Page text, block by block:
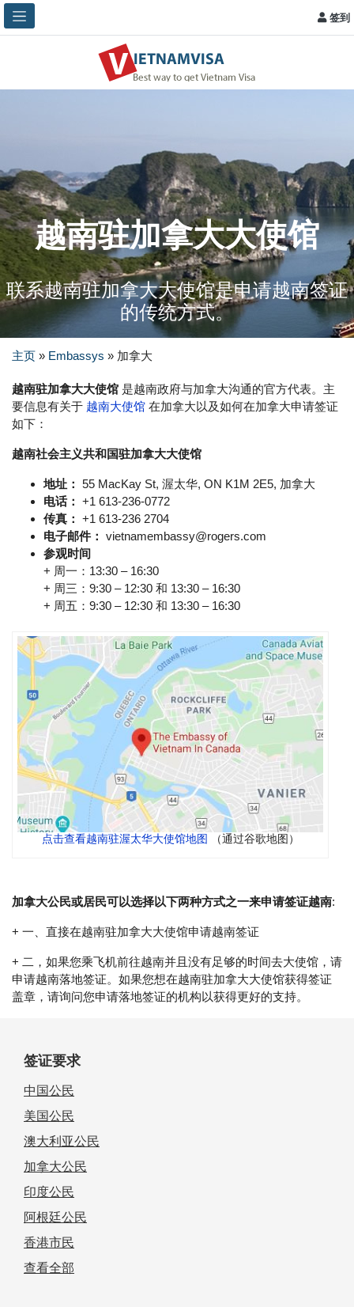
签到
越南驻加拿大大使馆
联系越南驻加拿大大使馆是申请越南签证
的传统方式。
主页 » Embassys » 加拿大
越南驻加拿大大使馆 是越南政府与加拿大沟通的官方代表。主
要信息有关于 越南大使馆 在加拿大以及如何在加拿大申请签证
如下：
越南社会主义共和国驻加拿大大使馆
地址： 55 MacKay St, 渥太华, ON K1M 2E5, 加拿大
电话： +1 613-236-0772
传真： +1 613-236 2704
电子邮件： vietnamembassy@rogers.com
参观时间
+ 周一：13:30 – 16:30
+ 周三：9:30 – 12:30 和 13:30 – 16:30
+ 周五：9:30 – 12:30 和 13:30 – 16:30
点击查看越南驻渥太华大使馆地图 （通过谷歌地图）
加拿大公民或居民可以选择以下两种方式之一来申请签证越南:
+ 一、直接在越南驻加拿大大使馆申请越南签证
+ 二，如果您乘飞机前往越南并且没有足够的时间去大使馆，请
申请越南落地签证。如果您想在越南驻加拿大大使馆获得签证
盖章，请询问您申请落地签证的机构以获得更好的支持。
签证要求
中国公民
美国公民
澳大利亚公民
加拿大公民
印度公民
阿根廷公民
香港市民
查看全部